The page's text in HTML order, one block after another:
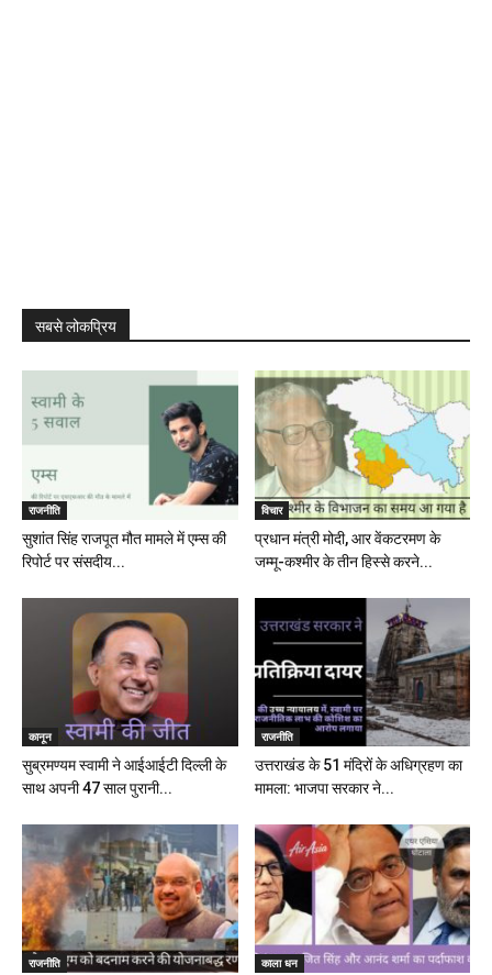
सबसे लोकप्रिय
राजनीति
सुशांत सिंह राजपूत मौत मामले में एम्स की
रिपोर्ट पर संसदीय...
विचार
प्रधान मंत्री मोदी, आर वेंकटरमण के
जम्मू-कश्मीर के तीन हिस्से करने...
कानून
सुब्रमण्यम स्वामी ने आईआईटी दिल्ली के
साथ अपनी 47 साल पुरानी...
राजनीति
उत्तराखंड के 51 मंदिरों के अधिग्रहण का
मामला: भाजपा सरकार ने...
राजनीति काला धन